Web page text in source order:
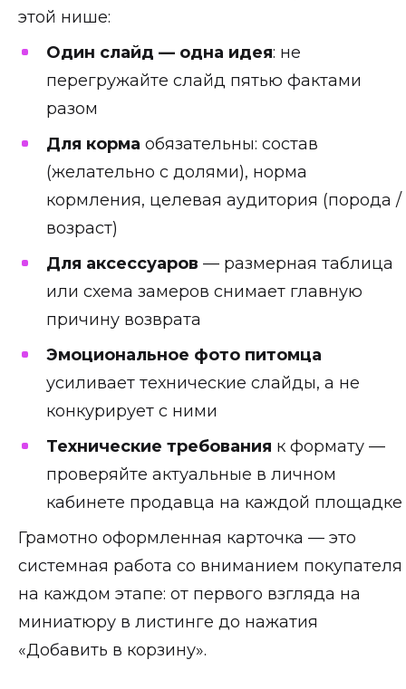
этой нише:
Один слайд — одна идея: не
перегружайте слайд пятью фактами
разом
Для корма обязательны: состав
(желательно с долями), норма
кормления, целевая аудитория (порода /
возраст)
Для аксессуаров — размерная таблица
или схема замеров снимает главную
причину возврата
Эмоциональное фото питомца
усиливает технические слайды, а не
конкурирует с ними
Технические требования к формату —
проверяйте актуальные в личном
кабинете продавца на каждой площадке
Грамотно оформленная карточка — это
системная работа со вниманием покупателя
на каждом этапе: от первого взгляда на
миниатюру в листинге до нажатия
«Добавить в корзину».